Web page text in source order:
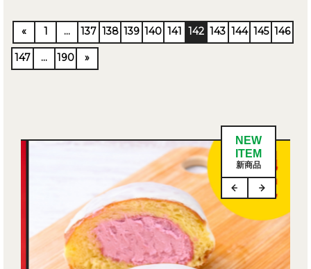
« 1 … 137 138 139 140 141 142 143 144 145 146
147 … 190 »
NEW
ITEM
新商品